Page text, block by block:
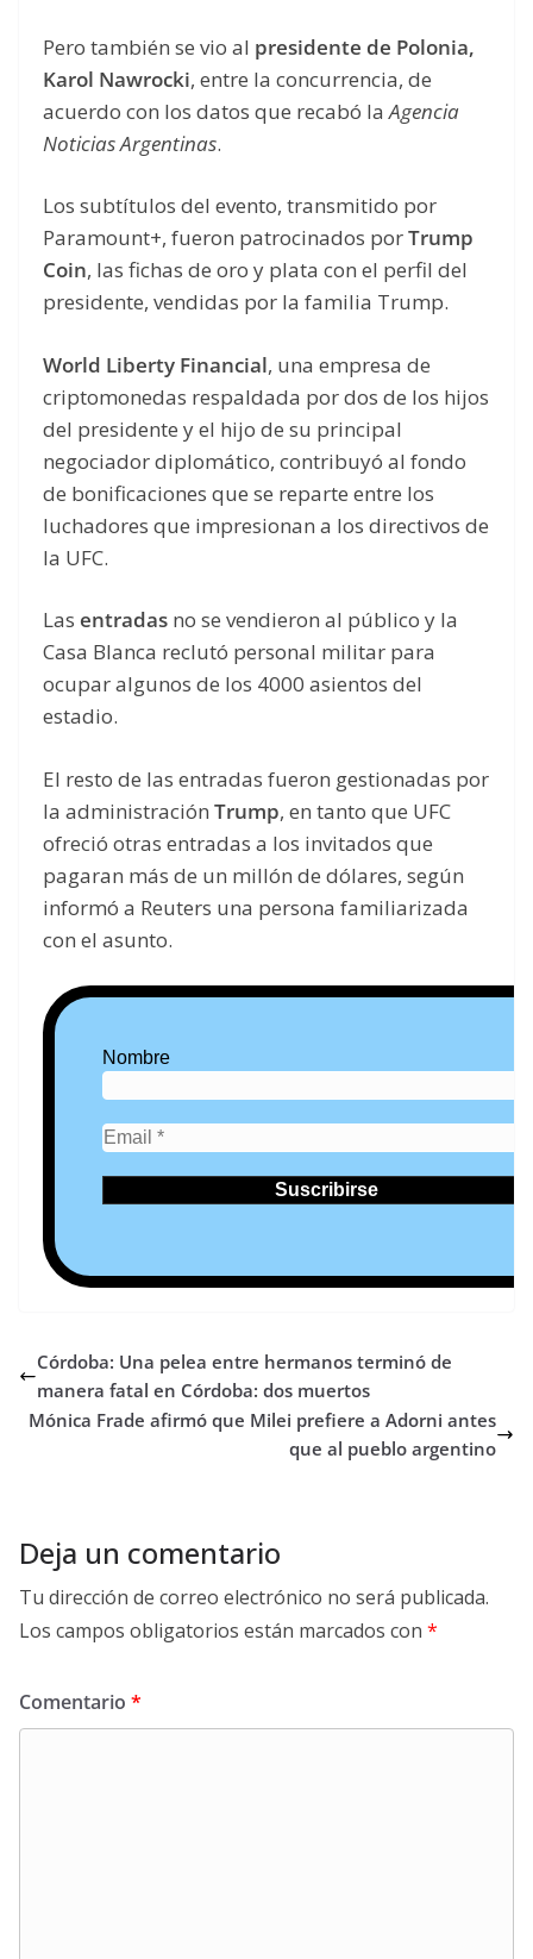
Pero también se vio al presidente de Polonia,
Karol Nawrocki, entre la concurrencia, de
acuerdo con los datos que recabó laAgencia
Noticias Argentinas.
Los subtítulos del evento, transmitido por
Paramount+, fueron patrocinados porTrump
Coin, las fichas de oro y plata con el perfil del
presidente, vendidas por la familia Trump.
World Liberty Financial, una empresa de
criptomonedas respaldada por dos de los hijos
del presidente y el hijo de su principal
negociador diplomático, contribuyó al fondo
de bonificaciones que se reparte entre los
luchadores que impresionan a los directivos de
la UFC.
Las entradas no se vendieron al público y la
Casa Blanca reclutó personal militar para
ocupar algunos de los 4000 asientos del
estadio.
El resto de las entradas fueron gestionadas por
la administración Trump, en tanto que UFC
ofreció otras entradas a los invitados que
pagaran más de un millón de dólares, según
informó a Reuters una persona familiarizada
con el asunto.
Nombre
Córdoba: Una pelea entre hermanos terminó de
manera fatal en Córdoba: dos muertos
Mónica Frade afirmó que Milei prefiere a Adorni antes
que al pueblo argentino
Deja un comentario
Tu dirección de correo electrónico no será publicada.
Los campos obligatorios están marcados con *
Comentario *